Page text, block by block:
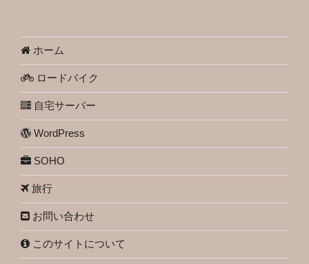
ホーム
ロードバイク
自宅サーバー
WordPress
SOHO
旅行
お問い合わせ
このサイトについて